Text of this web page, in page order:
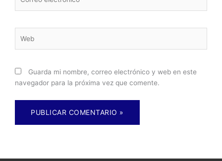
electrónico*
Guarda mi nombre, correo electrónico y web en este
navegador para la próxima vez que comente.